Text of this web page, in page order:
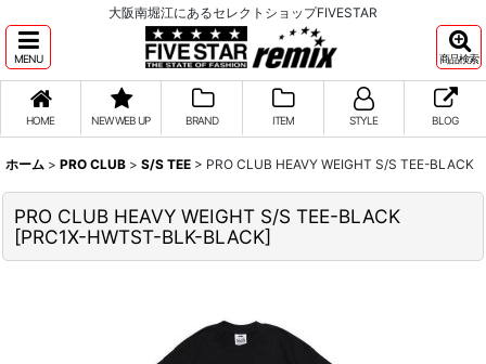
大阪南堀江にあるセレクトショップFIVESTAR
MENU 商品検索
HOME NEW WEB UP BRAND ITEM STYLE BLOG
ホーム > PRO CLUB > S/S TEE > PRO CLUB HEAVY WEIGHT S/S TEE-BLACK
PRO CLUB HEAVY WEIGHT S/S TEE-BLACK
[PRC1X-HWTST-BLK-BLACK]